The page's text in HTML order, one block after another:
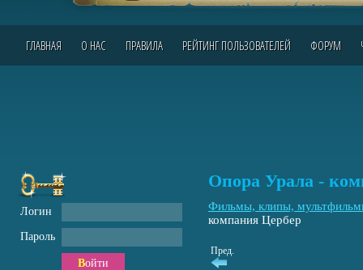
ГЛАВНАЯ О НАС ПРАВИЛА РЕЙТИНГ ПОЛЬЗОВАТЕЛЕЙ ФОРУМ
Опора Урала -
Фильмы, клипы,
компания Цербер
Пред.
Логин
Пароль
Войти